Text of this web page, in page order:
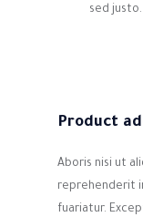
sed justo.
Product
Aboris nisi ut
reprehenderit
fuariatur.